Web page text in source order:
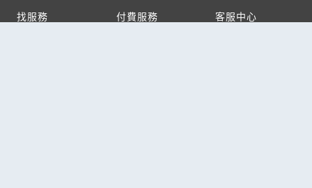
找服務
付費服務
客服中心